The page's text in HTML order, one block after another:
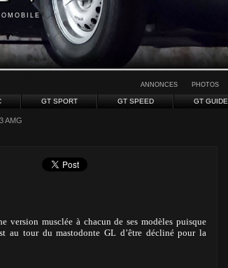
ANNONCES PHOTOS
GT SPORT GT SPEED GT GUIDE
AMG
version musclée à chacun de ses modèles puisque
au tour du mastodonte GL d’être décliné pour la